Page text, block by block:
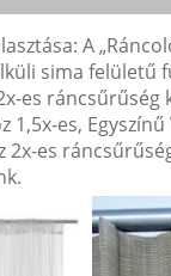
A
sima felületű
es
1,5x-es,
2x-es